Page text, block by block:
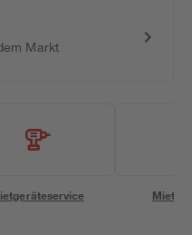
Markt